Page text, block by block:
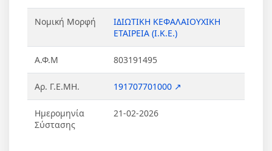
Νομική Μορφή
ΙΔΙΩΤΙΚΗ ΚΕΦΑΛΑΙΟΥΧΙΚΗ
ΕΤΑΙΡΕΙΑ (Ι.Κ.Ε.)
Α.Φ.Μ 803191495
Αρ. Γ.Ε.ΜΗ. 191707701000 ↗
Ημερομηνία
Σύστασης
21-02-2026